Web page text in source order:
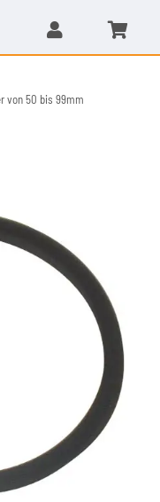
von 50 bis 99mm